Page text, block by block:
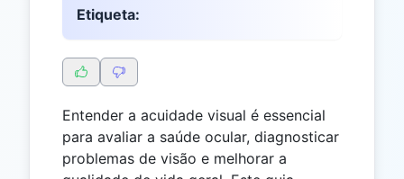
Etiqueta:
Entender a acuidade visual é essencial
para avaliar a saúde ocular, diagnosticar
problemas de visão e melhorar a